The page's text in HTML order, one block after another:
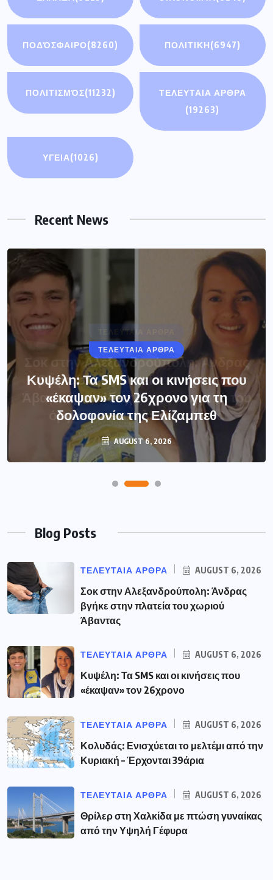
ΠΟΔΌΣΦΑΙΡΟ(8260) ΠΟΛΙΤΙΚΗ(6947)
ΠΟΛΙΤΙΣΜΌΣ(11232)
ΤΕΛΕΥΤΑΙΑ ΑΡΘΡΑ
(19263)
ΥΓΕΙΑ(1026)
Recent News
ΤΕΛΕΥΤΑΙΑ ΑΡΘΡΑ
Κυψέλη: Τα SMS και οι κινήσεις που
«έκαψαν» τον 26χρονο για τη
δολοφονία της Ελίζαμπεθ
AUGUST 6, 2026
Blog Posts
ΤΕΛΕΥΤΑΙΑ ΑΡΘΡΑ AUGUST 6, 2026
Σοκ στην Αλεξανδρούπολη: Άνδρας
βγήκε στην πλατεία του χωριού
Άβαντας
ΤΕΛΕΥΤΑΙΑ ΑΡΘΡΑ AUGUST 6, 2026
Κυψέλη: Τα SMS και οι κινήσεις που
«έκαψαν» τον 26χρονο
ΤΕΛΕΥΤΑΙΑ ΑΡΘΡΑ AUGUST 6, 2026
Κολυδάς: Ενισχύεται το μελτέμι από την
Κυριακή – Έρχονται 39άρια
ΤΕΛΕΥΤΑΙΑ ΑΡΘΡΑ AUGUST 6, 2026
Θρίλερ στη Χαλκίδα με πτώση γυναίκας
από την Υψηλή Γέφυρα